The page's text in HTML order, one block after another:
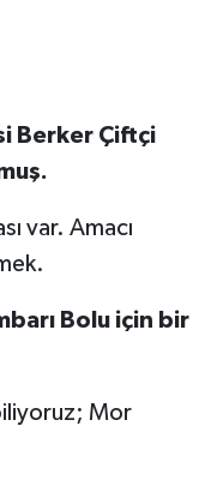
Berker Çiftçi
var. Amacı
Bolu için bir
Mor